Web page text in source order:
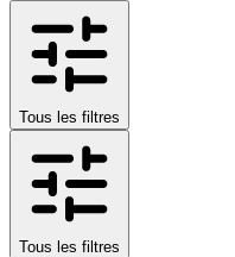
Tous les filtres
Tous les filtres